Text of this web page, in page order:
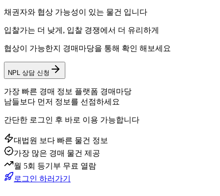
채권자와 협상 가능성이 있는 물건 입니다
입찰가는 더 낮게, 입찰 경쟁에서 더 유리하게
협상이 가능한지 경매마당을 통해 확인 해보세요
NPL 상담 신청
가장 빠른 경매 정보 플랫폼 경매마당
남들보다 먼저 정보를 선점하세요
간단한 로그인 후 바로 이용 가능합니다
대법원 보다 빠른 물건 정보
가장 많은 경매 물건 제공
월 5회 등기부 무료 열람
로그인 하러가기